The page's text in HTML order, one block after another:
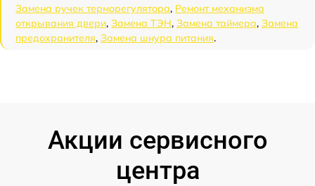
Замена ручек терморегулятора, Ремонт механизма
открывания двери, Замена ТЭН, Замена таймера, Замена
предохранителя, Замена шнура питания.
Акции сервисного
центра